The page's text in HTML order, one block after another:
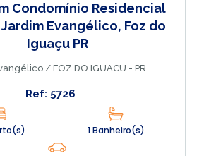
Condomínio Residencial
Evangélico, Foz do
Iguaçu PR
/ FOZ DO IGUACU - PR
Ref: 5726
1 Banheiro(s)